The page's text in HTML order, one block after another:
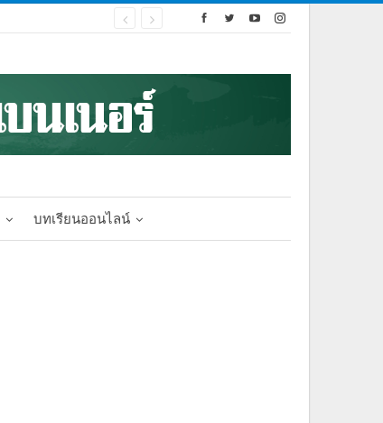
บทเรียนออนไลน์